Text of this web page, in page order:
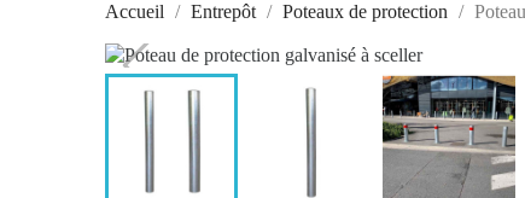
Accueil Entrepôt Poteaux de protection